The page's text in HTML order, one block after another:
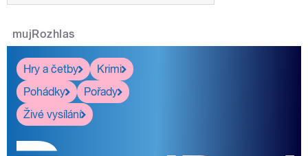
mujRozhlas
Hry a četby
Krimi
Pohádky
Pořady
Živé vysílání